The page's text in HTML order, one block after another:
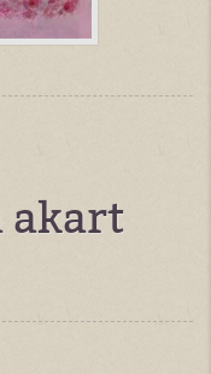
akart